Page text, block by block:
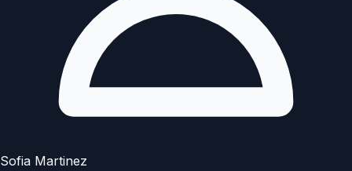
Sofia Martinez